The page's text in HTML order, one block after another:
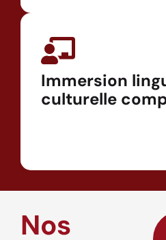
Immersion
culturelle
Nos